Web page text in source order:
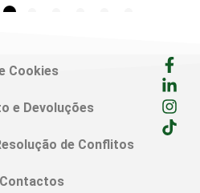
Cookies
e Devoluções
de Conflitos
Contactos